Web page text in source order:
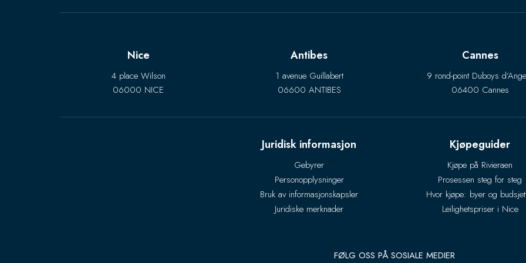
Nice
4 place Wilson
06000 NICE
Antibes
1 avenue Guillabert
06600 ANTIBES
Cannes
9 rond-point Duboys
06400 Cannes
Juridisk informasjon
Gebyrer
Personopplysninger
Bruk av informasjonskapsler
Juridiske merknader
Kjøpeguider
Kjøpe på Rivieraen
Prosessen steg for steg
Hvor kjøpe: byer og
Leilighetspriser i Nice
FØLG OSS PÅ SOSIALE MEDIER